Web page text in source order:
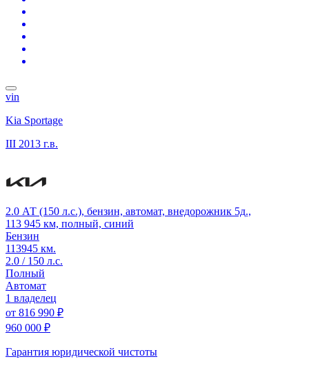
vin
Kia Sportage
III 2013 г.в.
2.0 АТ (150 л.с.), бензин, автомат, внедорожник 5д.,
113 945 км, полный, синий
Бензин
113945 км.
2.0 / 150 л.с.
Полный
Автомат
1 владелец
от 816 990 ₽
960 000 ₽
Гарантия юридической чистоты